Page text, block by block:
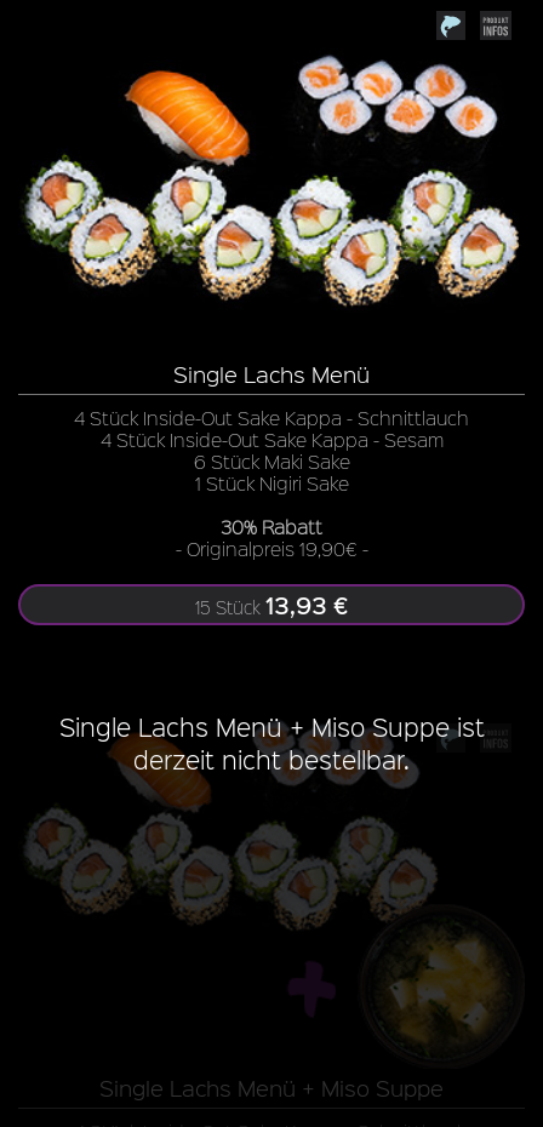
Single Lachs Menü
4 Stück Inside-Out Sake Kappa - Schnittlauch
4 Stück Inside-Out Sake Kappa - Sesam
6 Stück Maki Sake
1 Stück Nigiri Sake
30% Rabatt
- Originalpreis 19,90€ -
15 Stück 13,93 €
Single Lachs Menü + Miso Suppe ist
derzeit nicht bestellbar.
Single Lachs Menü + Miso Suppe